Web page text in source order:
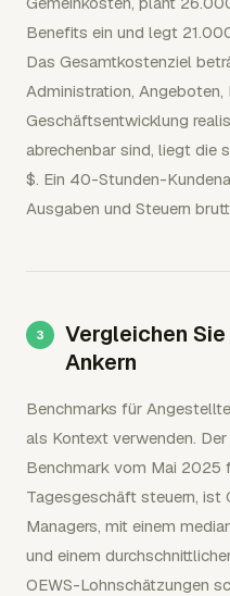
Benefits ein und legt
Das Gesamtkostenziel
Administration, Angeboten,
Geschäftsentwicklung
abrechenbar sind, liegt die
$. Ein 40-Stunden-
Ausgaben und Steuern
Vergleichen
Ankern
Benchmarks für
als Kontext verwenden.
Benchmark vom Mai 2025
Tagesgeschäft steuern, ist
Managers, mit einem
und einem
OEWS-Lohnschätzungen